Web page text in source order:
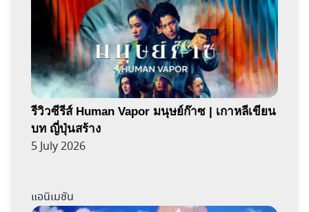
รีวิวซีรีส์ Human Vapor มนุษย์ก๊าซ | เกาหลีเขียน
บท ญี่ปุ่นสร้าง
5 July 2026
แอนิเมชัน